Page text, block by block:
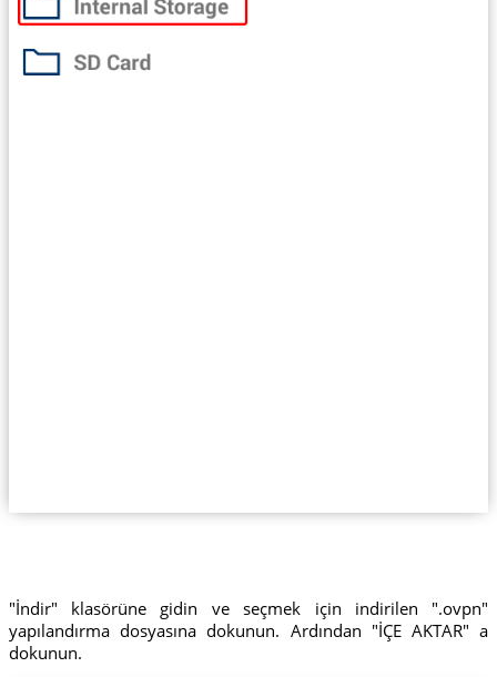
"İndir" klasörüne gidin ve seçmek için indirilen ".ovpn"
yapılandırma dosyasına dokunun. Ardından "İÇE AKTAR" a
dokunun.